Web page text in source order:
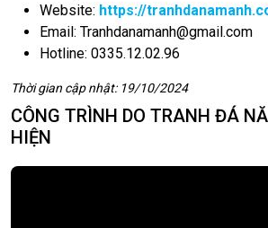
Website: https://
Email: Tranhdanamanh@gmail.com
Hotline: 0335.12.02.96
Thời gian cập nhật: 19/10/2024
CÔNG TRÌNH DO TRANH ĐÁ
HIỆN